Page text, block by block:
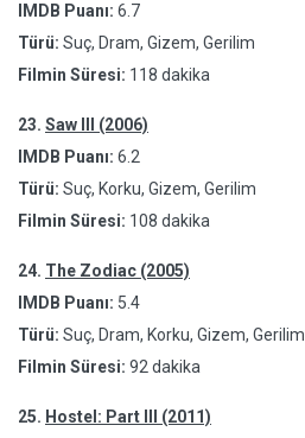
IMDB Puanı: 6.7
Türü: Suç, Dram, Gizem, Gerilim
Filmin Süresi: 118 dakika
23. Saw III (2006)
IMDB Puanı: 6.2
Türü: Suç, Korku, Gizem, Gerilim
Filmin Süresi: 108 dakika
24. The Zodiac (2005)
IMDB Puanı: 5.4
Türü: Suç, Dram, Korku, Gizem, Gerilim
Filmin Süresi: 92 dakika
25. Hostel: Part III (2011)